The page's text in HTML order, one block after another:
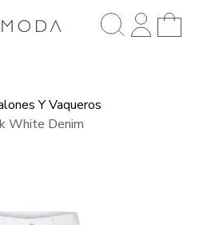
Y Vaqueros
White Denim